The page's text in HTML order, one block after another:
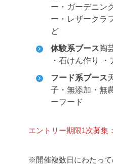
ー・ガーデニン
ー・レザークラ
ど
体験系ブース陶
・石けん作り
フード系ブース
子・無添加・無
ーフード
エントリー期限1次募集
※開催複数日にわたっ